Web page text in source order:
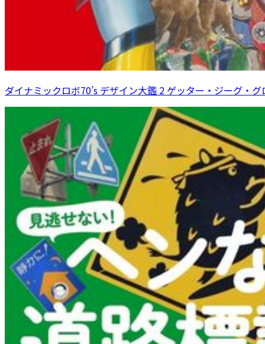
ダイナミックロボ70’s デザイン大鑑 2 ゲッター・ジーグ・